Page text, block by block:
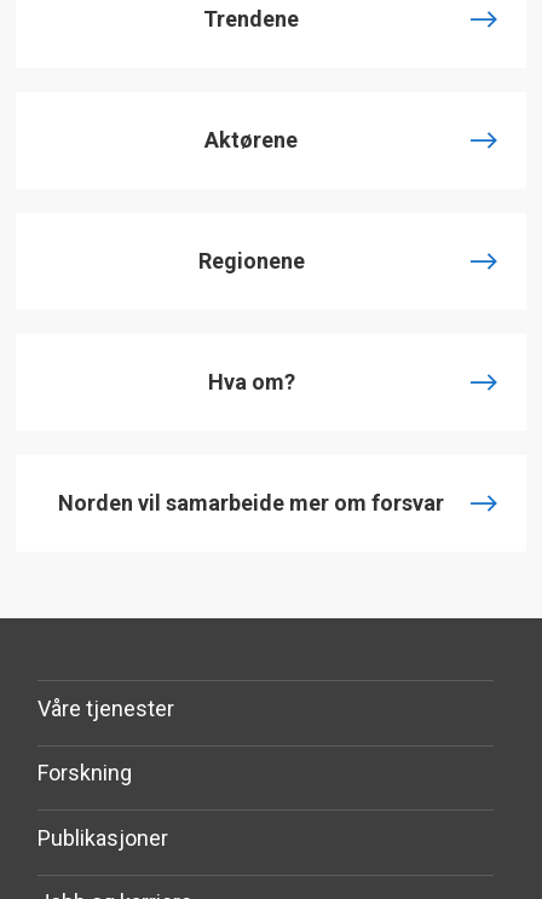
Trendene
Aktørene
Regionene
Hva om?
Norden vil samarbeide mer om forsvar
Våre tjenester
Forskning
Publikasjoner